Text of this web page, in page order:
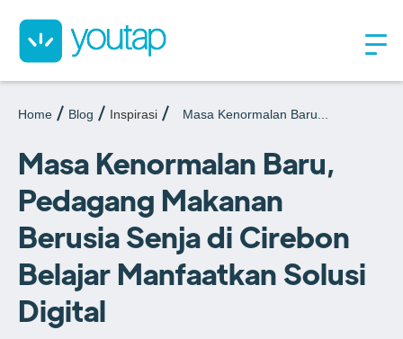
Home Blog Inspirasi Masa Kenormalan Baru...
Masa Kenormalan Baru,
Pedagang Makanan
Berusia Senja di Cirebon
Belajar Manfaatkan Solusi
Digital